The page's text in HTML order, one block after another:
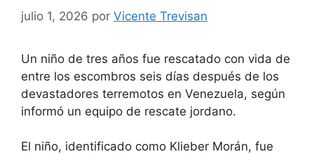
julio 1, 2026 por Vicente Trevisan
Un niño de tres años fue rescatado con vida de
entre los escombros seis días después de los
devastadores terremotos en Venezuela, según
informó un equipo de rescate jordano.
El niño, identificado como Klieber Morán, fue